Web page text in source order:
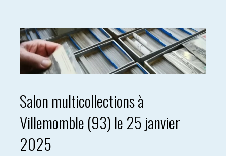
Salon multicollections à
Villemomble (93) le 25 janvier
2025